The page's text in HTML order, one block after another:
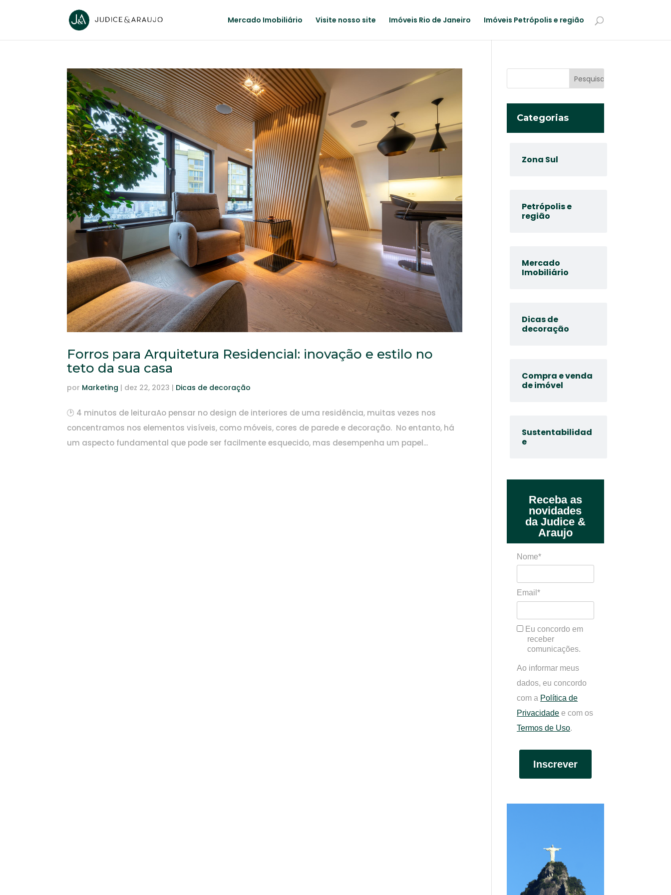
Mercado Imobiliário Visite nosso site Imóveis Rio de Janeiro Imóveis Petrópolis e região
Forros para Arquitetura Residencial: inovação e estilo no
teto da sua casa
por Marketing | dez 22, 2023 | Dicas de decoração
🕑 4 minutos de leituraAo pensar no design de interiores de uma residência, muitas vezes nos
concentramos nos elementos visíveis, como móveis, cores de parede e decoração. No entanto, há
um aspecto fundamental que pode ser facilmente esquecido, mas desempenha um papel...
Categorias
Zona Sul
Petrópolis e
região
Mercado
Imobiliário
Dicas de
decoração
Compra e venda
de imóvel
Sustentabilidad
e
Receba as
novidades
da Judice &
Araujo
Nome*
Email*
Eu concordo em
receber
comunicações.
Ao informar meus
dados, eu concordo
com a Política de
Privacidade e com os
Termos de Uso.
Inscrever